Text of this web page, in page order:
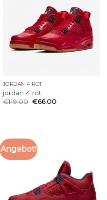
JORDAN 4 ROT
jordan 4 rot
€119.00 €66.00
Angebot!